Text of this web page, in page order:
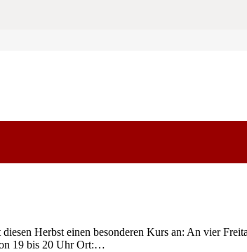
Herbst einen besonderen Kurs an: An vier
19 bis 20 Uhr Ort:…